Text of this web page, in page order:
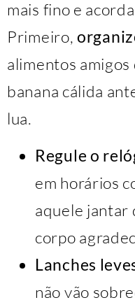
mais fino e
Primeiro,
alimentos amigos
banana cálida
lua.
Regule o
em horários
aquele jantar
corpo
Lanches
não vão